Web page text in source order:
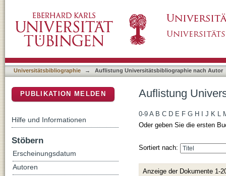
Universitätsbibliographie → Auflistung Universitätsbibliographie nach Autor
Auflistung
0-9 A B C D E F G H J K L
Oder geben Sie die ersten
Sortiert nach:
Anzeige der Dokumente 1-
PUBLIKATION MELDEN
Hilfe und Informationen
Stöbern
Erscheinungsdatum
Autoren